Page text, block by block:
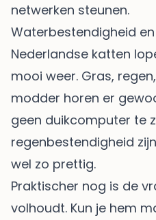
netwerken steunen.
Waterbestendigheid
Nederlandse katten
mooi weer. Gras,
modder horen er
geen duikcomputer te
regenbestendigheid
wel zo prettig.
Praktischer nog is de
volhoudt. Kun je hem